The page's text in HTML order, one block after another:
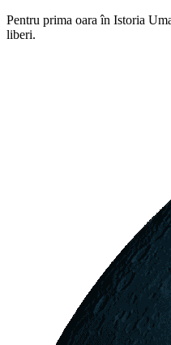
Pentru prima oara în Istoria
liberi.